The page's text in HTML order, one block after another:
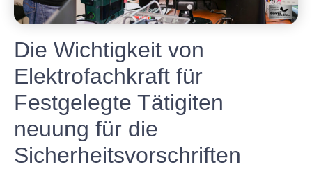
Die Wichtigkeit von
Elektrofachkraft für
Festgelegte Tätigiten
neuung für die
Sicherheitsvorschriften